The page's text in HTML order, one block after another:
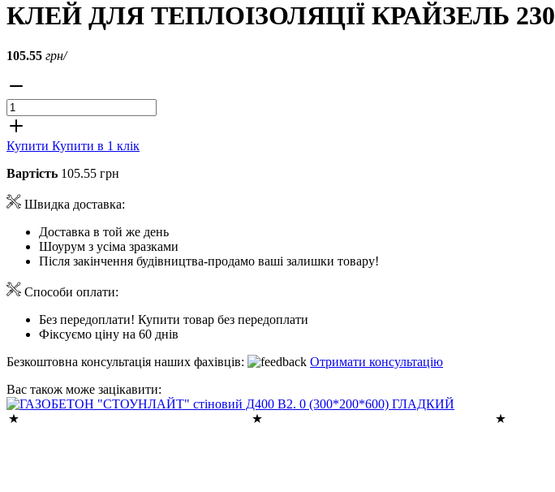
КЛЕЙ ДЛЯ ТЕПЛОІЗОЛЯЦІЇ КРАЙЗЕЛЬ 230
105.55 грн/
Купити Купити в 1 клік
Вартість 105.55 грн
Швидка доставка:
Доставка в той же день
Шоурум з усіма зразками
Після закінчення будівництва-продамо ваші залишки товару!
Способи оплати:
Без передоплати! Купити товар без передоплати
Фіксуємо ціну на 60 днів
Безкоштовна консультація наших фахівців:
Отримати консультацію
Вас також може зацікавити: